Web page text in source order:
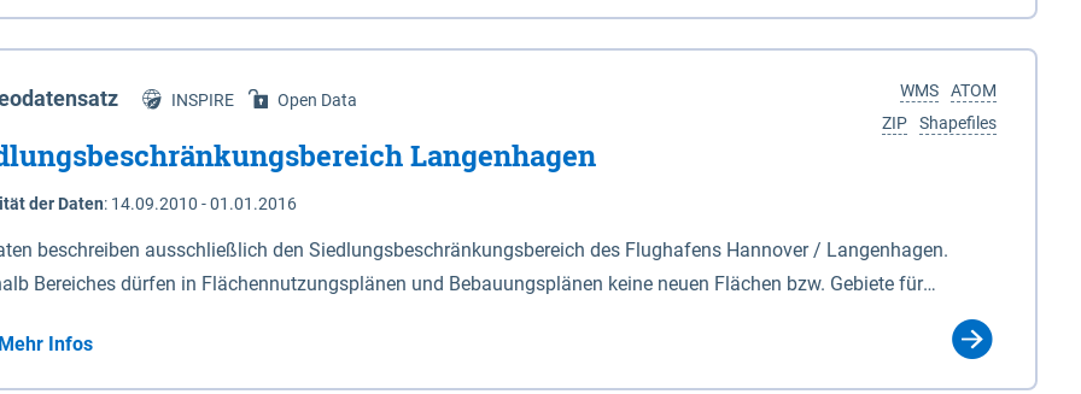
Niedersachsen (vgl. Abb. 4-1) entlang der Elbe zwischen Schnackenburg im Osten und Hohnstorf (Elbe) im Westen
472,5 bei Schnackenburg bis 569 bei Lauenburg). Das Biosphärenreservat umfasst Teile der Landkreise
Dannenberg und Lüneburg.
ATOM
WMS
Shapefiles
ZIP
INSPIRE Open Data
Langenhagen
der Daten: 14.09.2010 - 01.01.2016
beschreiben ausschließlich den Siedlungsbeschränkungsbereich des Flughafens Hannover / Langenhagen.
Bereiches dürfen in Flächennutzungsplänen und Bebauungsplänen keine neuen Flächen bzw. Gebiete für
Mehr Infos